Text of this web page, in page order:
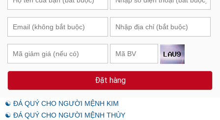
Đặt hàng
☯ ĐÁ QUÝ CHO NGƯỜI MỆNH KIM
☯ ĐÁ QUÝ CHO NGƯỜI MỆNH THỦY